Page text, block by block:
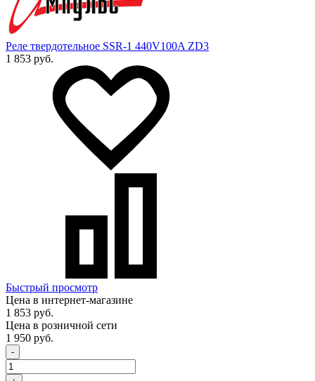
Реле твердотельное SSR-1 440V100A ZD3
1 853 руб.
Быстрый просмотр
Цена в интернет-магазине
1 853 руб.
Цена в розничной сети
1 950 руб.
-